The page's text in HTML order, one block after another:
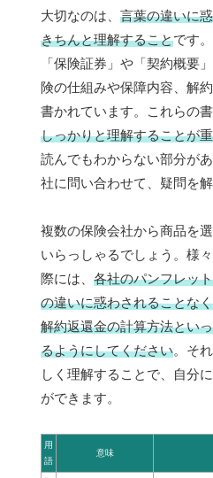
大切なのは、 言葉の違いに
きちんと理解することです
「保険証券」や「契約概要
険の仕組みや保障内容、解
書かれています。これらの書
しっかりと理解することが
読んでもわからない部分が
社に問い合わせて、疑問を
複数の保険会社から商品を
いらっしゃるでしょう。様
際には、 各社のパンフレッ
の違いに惑わされることな
解約返還金の計算方法とい
るようにしてください。そ
しく理解することで、自分
ができます。
用
語
意味